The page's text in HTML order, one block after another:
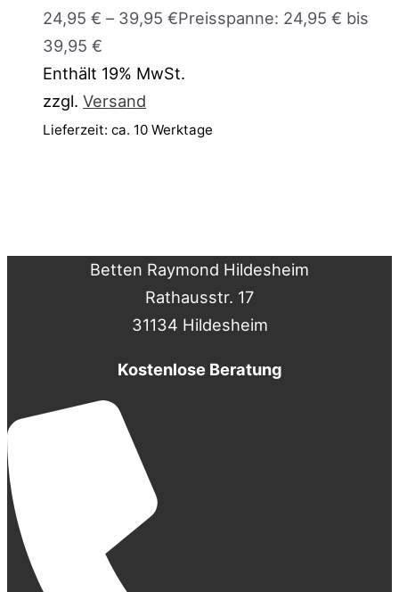
24,95 € – 39,95 €Preisspanne: 24,95 € bis
39,95 €
Enthält 19% MwSt.
zzgl. Versand
Lieferzeit: ca. 10 Werktage
Betten Raymond Hildesheim
Rathausstr. 17
31134 Hildesheim
Kostenlose Beratung